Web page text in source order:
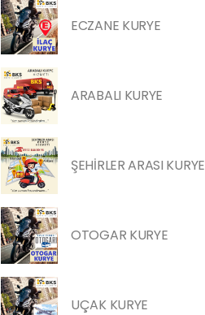
ECZANE KURYE
ARABALI KURYE
ŞEHİRLER ARASI KURYE
OTOGAR KURYE
UÇAK KURYE